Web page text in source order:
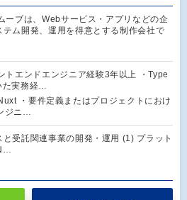
ーブは、Webサービス・アプリなどの企
テム開発、運用を得意とする制作会社で
トエンドエンジニア経験3年以上 ・Type
た実務経…
・要件定義またはプロジェクトにおけ
ジニ…
と受託関連事業の開発・運用 (1) プラット